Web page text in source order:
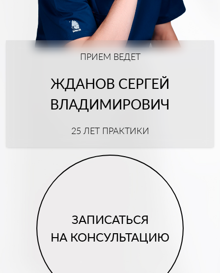
ПРИЕМ ВЕДЕТ
ЖДАНОВ СЕРГЕЙ
ВЛАДИМИРОВИЧ
25 ЛЕТ ПРАКТИКИ
ЗАПИСАТЬСЯ
НА КОНСУЛЬТАЦИЮ